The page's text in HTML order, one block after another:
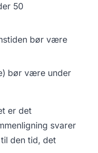
50
bør være
bør være under
er det
svarer
den tid, det